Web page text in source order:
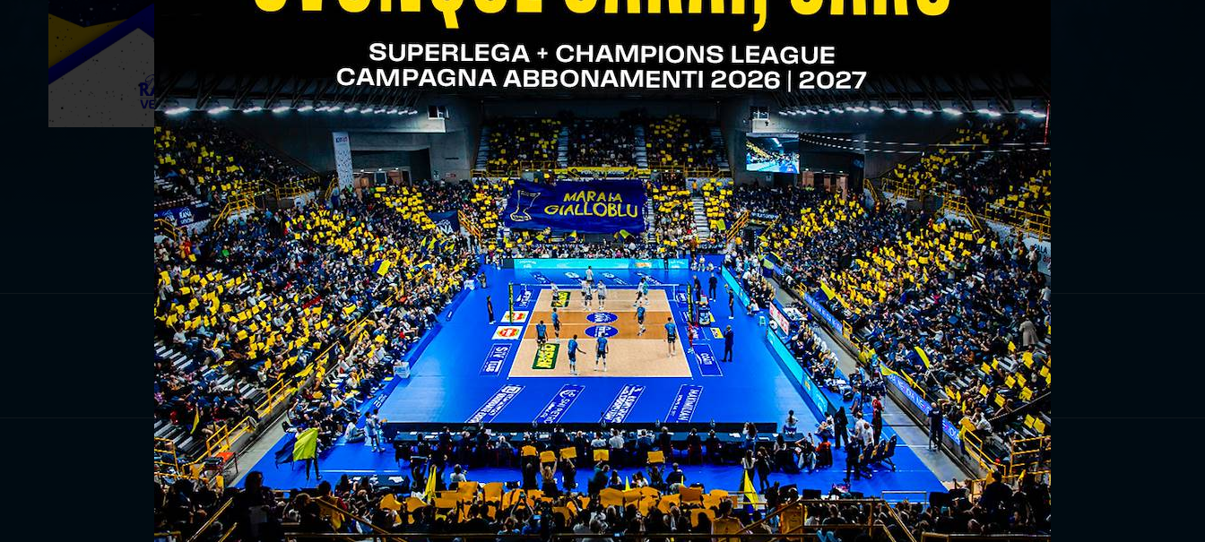
ISCRIVITI ALLANEWSLETTER ISCRIVITI ORA